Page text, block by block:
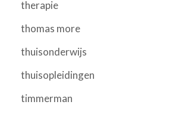
therapie
thomas more
thuisonderwijs
thuisopleidingen
timmerman